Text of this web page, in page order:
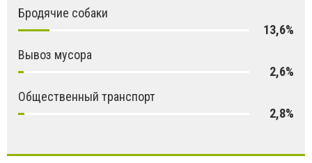
Бродячие собаки
13,6%
Вывоз мусора
2,6%
Общественный транспорт
2,8%